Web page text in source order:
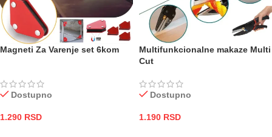
Magneti Za Varenje set 6kom
Dostupno
1.290 RSD
Multifunkcionalne makaze Multi
Cut
Dostupno
1.190 RSD